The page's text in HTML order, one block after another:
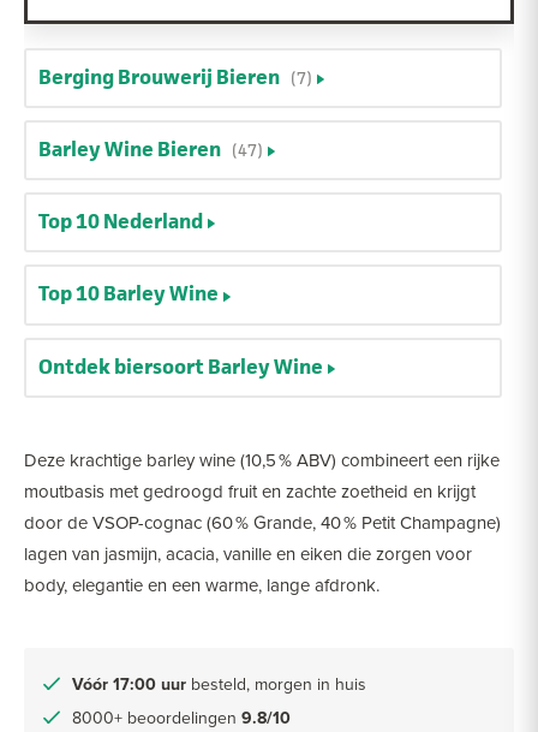
Deze krachtige barley wine (10,5 % ABV) combineert een rijke
moutbasis met gedroogd fruit en zachte zoetheid en krijgt
door de VSOP-cognac (60 % Grande, 40 % Petit Champagne)
lagen van jasmijn, acacia, vanille en eiken die zorgen voor
body, elegantie en een warme, lange afdronk.
Vóór 17:00 uur besteld, morgen in huis
8000+ beoordelingen 9.8/10
Berging Brouwerij Bieren (7)
Barley Wine Bieren (47)
Top 10 Nederland
Top 10 Barley Wine
Ontdek biersoort Barley Wine